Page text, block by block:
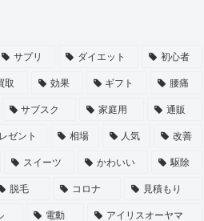
サプリ ダイエット 初心者
取 効果 ギフト 腰痛
サブスク 家庭用 通販
ゼント 相場 人気 改善
スイーツ かわいい 駆除
脱毛 コロナ 見積もり
電動 アイリスオーヤマ